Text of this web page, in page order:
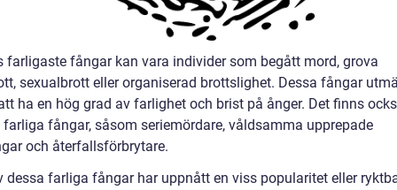
farligaste fångar kan vara individer som begått mord, grova
sexualbrott eller organiserad brottslighet. Dessa fångar
ha en hög grad av farlighet och brist på ånger. Det finns
farliga fångar, såsom seriemördare, våldsamma upprepade
och återfallsförbrytare.
dessa farliga fångar har uppnått en viss popularitet eller